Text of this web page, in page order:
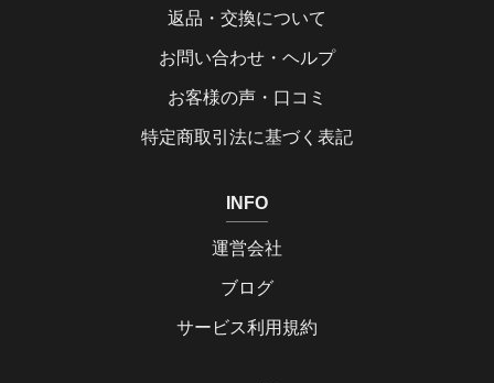
返品・交換について
お問い合わせ・ヘルプ
お客様の声・口コミ
特定商取引法に基づく表記
INFO
運営会社
ブログ
サービス利用規約